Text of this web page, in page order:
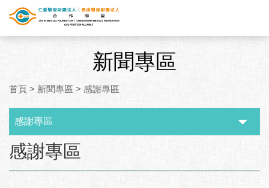
新聞專區
首頁 > 新聞專區 > 感謝專區
感謝專區
感謝專區